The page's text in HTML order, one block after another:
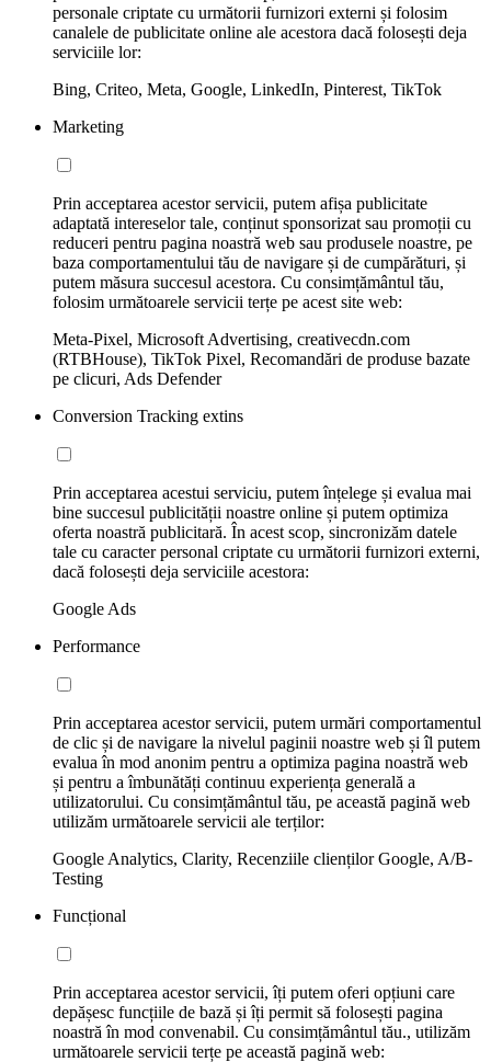
personale criptate cu următorii furnizori externi și folosim
canalele de publicitate online ale acestora dacă folosești deja
serviciile lor:
Bing, Criteo, Meta, Google, LinkedIn, Pinterest, TikTok
Marketing
Prin acceptarea acestor servicii, putem afișa publicitate
adaptată intereselor tale, conținut sponsorizat sau promoții cu
reduceri pentru pagina noastră web sau produsele noastre, pe
baza comportamentului tău de navigare și de cumpărături, și
putem măsura succesul acestora. Cu consimțământul tău,
folosim următoarele servicii terțe pe acest site web:
Meta-Pixel, Microsoft Advertising, creativecdn.com
(RTBHouse), TikTok Pixel, Recomandări de produse bazate
pe clicuri, Ads Defender
Conversion Tracking extins
Prin acceptarea acestui serviciu, putem înțelege și evalua mai
bine succesul publicității noastre online și putem optimiza
oferta noastră publicitară. În acest scop, sincronizăm datele
tale cu caracter personal criptate cu următorii furnizori externi,
dacă folosești deja serviciile acestora:
Google Ads
Performance
Prin acceptarea acestor servicii, putem urmări comportamentul
de clic și de navigare la nivelul paginii noastre web și îl putem
evalua în mod anonim pentru a optimiza pagina noastră web
și pentru a îmbunătăți continuu experiența generală a
utilizatorului. Cu consimțământul tău, pe această pagină web
utilizăm următoarele servicii ale terților:
Google Analytics, Clarity, Recenziile clienților Google, A/B-
Testing
Funcțional
Prin acceptarea acestor servicii, îți putem oferi opțiuni care
depășesc funcțiile de bază și îți permit să folosești pagina
noastră în mod convenabil. Cu consimțământul tău., utilizăm
următoarele servicii terțe pe această pagină web: